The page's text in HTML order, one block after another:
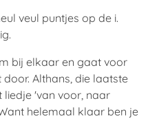
veul puntjes op de i.
bij elkaar en gaat voor
Althans, die laatste
liedje 'van voor, naar
helemaal klaar ben je